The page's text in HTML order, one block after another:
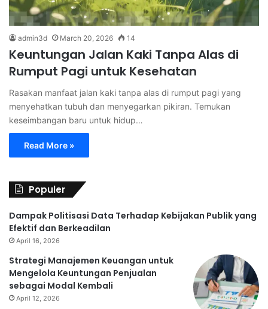
admin3d March 20, 2026 14
Keuntungan Jalan Kaki Tanpa Alas di
Rumput Pagi untuk Kesehatan
Rasakan manfaat jalan kaki tanpa alas di rumput pagi yang
menyehatkan tubuh dan menyegarkan pikiran. Temukan
keseimbangan baru untuk hidup…
Read More »
Populer
Dampak Politisasi Data Terhadap Kebijakan Publik yang
Efektif dan Berkeadilan
April 16, 2026
Strategi Manajemen Keuangan untuk
Mengelola Keuntungan Penjualan
sebagai Modal Kembali
April 12, 2026